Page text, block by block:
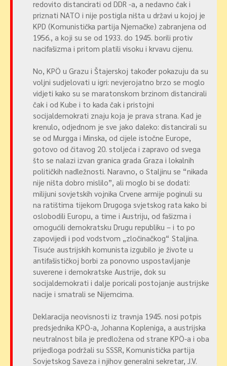
redovito distancirati od DDR -a, a nedavno čak i
priznati NATO i nije postigla ništa u državi u kojoj je
KPD (Komunistička partija Njemačke) zabranjena od
1956., a koji su se od 1933. do 1945. borili protiv
nacifašizma i pritom platili visoku i krvavu cijenu.
No, KPÖ u Grazu i Štajerskoj također pokazuju da su
voljni sudjelovati u igri: nevjerojatno brzo se moglo
vidjeti kako su se maratonskom brzinom distancirali
čak i od Kube i to kada čak i pristojni
socijaldemokrati znaju koja je prava strana. Kad je
krenulo, odjednom je sve jako daleko: distancirali su
se od Murgga i Minska, od cijele istočne Europe,
gotovo od čitavog 20. stoljeća i zapravo od svega
što se nalazi izvan granica grada Graza i lokalnih
političkih nadležnosti. Naravno, o Staljinu se “nikada
nije ništa dobro mislilo”, ali moglo bi se dodati:
milijuni sovjetskih vojnika Crvene armije poginuli su
na ratištima tijekom Drugoga svjetskog rata kako bi
oslobodili Europu, a time i Austriju, od fašizma i
omogućili demokratsku Drugu republiku – i to po
zapovijedi i pod vodstvom „zločinačkog“ Staljina.
Tisuće austrijskih komunista izgubilo je živote u
antifašističkoj borbi za ponovno uspostavljanje
suverene i demokratske Austrije, dok su
socijaldemokrati i dalje poricali postojanje austrijske
nacije i smatrali se Nijemcima.
Deklaracija neovisnosti iz travnja 1945. nosi potpis
predsjednika KPÖ-a, Johanna Kopleniga, a austrijska
neutralnost bila je predložena od strane KPÖ-a i oba
prijedloga podržali su SSSR, Komunistička partija
Sovjetskog Saveza i njihov generalni sekretar, J.V.